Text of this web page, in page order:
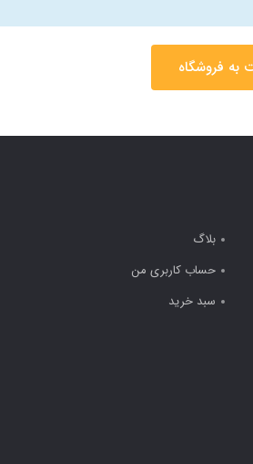
به فروشگاه
بلاگ
حساب کاربری من
سبد خرید